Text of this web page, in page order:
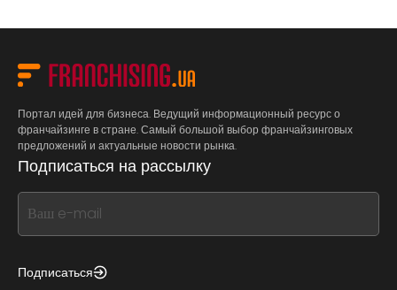
Портал идей для бизнеса. Ведущий информационный ресурс о
франчайзинге в стране. Самый большой выбор франчайзинговых
предложений и актуальные новости рынка.
Подписаться на рассылку
If
you
this,
Подписаться